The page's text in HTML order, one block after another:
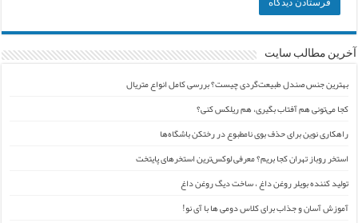
آخرین مطالب سایت
بهترین جنس صندل طبیعت‌گردی چیست؟ بررسی کامل انواع متریال
کجا می‌تونی هم آفتاب بگیری، هم ریلکس کنی؟
راهکاری نوین برای حذف بوی نامطبوع در رختکن باشگاه‌ها
استخر روباز تهران کجا بریم؟ معرفی لوکس‌ترین استخرهای پایتخت
تولید کننده بویلر روغن داغ ، ساخت دیگ روغن داغ
آموزش آسان و جذاب برای کلاس دومی ها با آی نو!